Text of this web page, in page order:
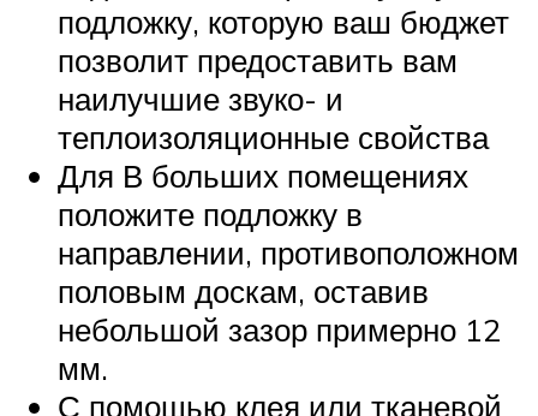
подложку, которую ваш бюджет
позволит предоставить вам
наилучшие звуко- и
теплоизоляционные свойства
Для В больших помещениях
положите подложку в
направлении, противоположном
половым доскам, оставив
небольшой зазор примерно 12
мм.
С помощью клея или тканевой